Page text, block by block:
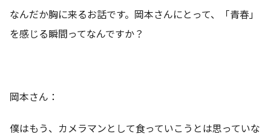
なんだか胸に来るお話です。岡本さんにとって、「青春」
を感じる瞬間ってなんですか？
岡本さん：
僕はもう、カメラマンとして食っていこうとは思っていな